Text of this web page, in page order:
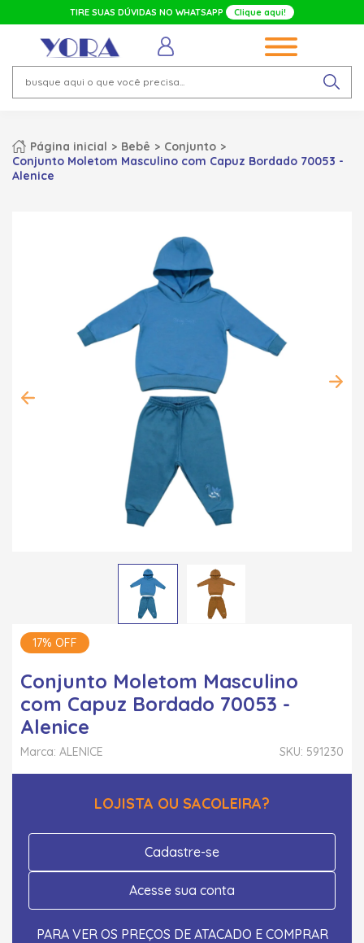
TIRE SUAS DÚVIDAS NO WHATSAPP Clique aqui!
Página inicial Bebê
Conjunto
Conjunto Moletom Masculino com Capuz Bordado 70053 -
Alenice
17% OFF
Conjunto Moletom Masculino
com Capuz Bordado 70053 -
Alenice
SKU: 591230
Marca: ALENICE
LOJISTA OU SACOLEIRA?
Cadastre-se
Acesse sua conta
PARA VER OS PREÇOS DE ATACADO E COMPRAR